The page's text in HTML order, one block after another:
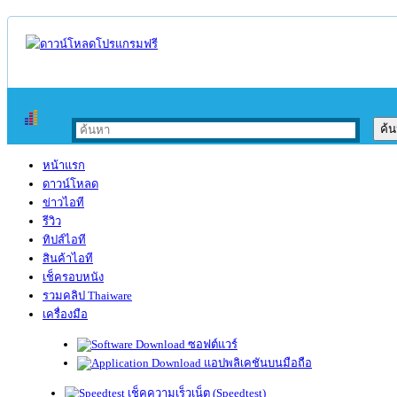
หน้าแรก
ดาวน์โหลด
ข่าวไอที
รีวิว
ทิปส์ไอที
สินค้าไอที
เช็ครอบหนัง
รวมคลิป Thaiware
เครื่องมือ
ซอฟต์แวร์
แอปพลิเคชันบนมือถือ
เช็คความเร็วเน็ต (Speedtest)